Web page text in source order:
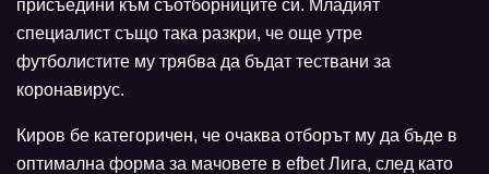
присъедини към съотборниците си. Младият
специалист също така разкри, че още утре
футболистите му трябва да бъдат тествани за
коронавирус.
Киров бе категоричен, че очаква отборът му да бъде в
оптимална форма за мачовете в efbet Лига, след като